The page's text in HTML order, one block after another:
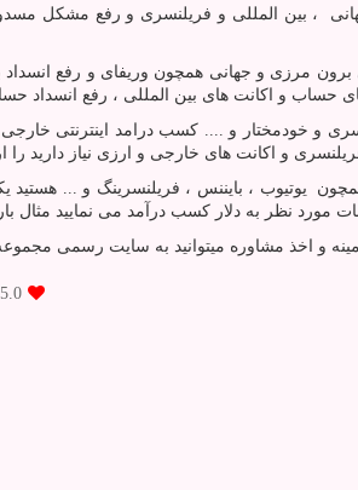
، بین المللی و فریلنسری و رفع مشکل
مرزی و جهانی همچون وریفای و رفع انسداد
حساب و اکانت های بین المللی ، رفع انسداد
و خودمختار و .... کسب درامد اینترنتی
و اکانت های خارجی و ارزی نیاز دارید را
همچون یوتیوب ، بایننس ، فریلنسرینگ و ...
مورد نظر به دلار کسب درآمد می نمایید مثال
و اخذ مشاوره میتوانید به سایت رسمی
5.0